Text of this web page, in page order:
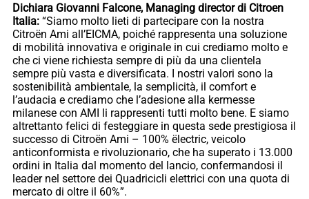
Dichiara Giovanni Falcone, Managing director di Citroen
Italia: “Siamo molto lieti di partecipare con la nostra
Citroën Ami all’EICMA, poiché rappresenta una soluzione
di mobilità innovativa e originale in cui crediamo molto e
che ci viene richiesta sempre di più da una clientela
sempre più vasta e diversificata. I nostri valori sono la
sostenibilità ambientale, la semplicità, il comfort e
l’audacia e crediamo che l’adesione alla kermesse
milanese con AMI li rappresenti tutti molto bene. E siamo
altrettanto felici di festeggiare in questa sede prestigiosa il
successo di Citroën Ami – 100% ëlectric, veicolo
anticonformista e rivoluzionario, che ha superato i 13.000
ordini in Italia dal momento del lancio, confermandosi il
leader nel settore dei Quadricicli elettrici con una quota di
mercato di oltre il 60%”.